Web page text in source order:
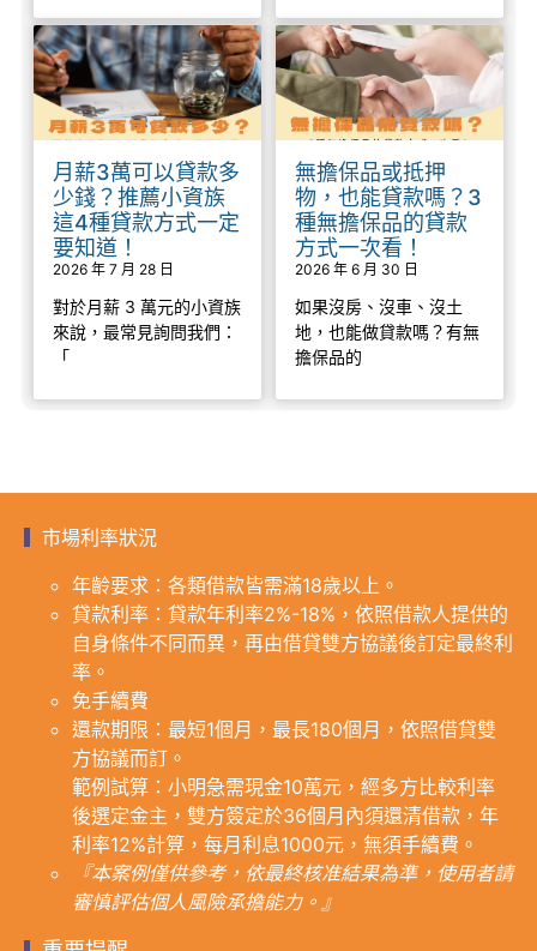
月薪3萬可以貸款多
少錢？推薦小資族
這4種貸款方式一定
要知道！
2026 年 7 月 28 日
對於月薪 3 萬元的小資族
來說，最常見詢問我們：
「
無擔保品或抵押
物，也能貸款嗎？3
種無擔保品的貸款
方式一次看！
2026 年 6 月 30 日
如果沒房、沒車、沒土
地，也能做貸款嗎？有無
擔保品的
市場利率狀況
年齡要求：各類借款皆需滿18歲以上。
貸款利率：貸款年利率2%-18%，依照借款人提供的
自身條件不同而異，再由借貸雙方協議後訂定最終利
率。
免手續費
還款期限：最短1個月，最長180個月，依照借貸雙
方協議而訂。
範例試算：小明急需現金10萬元，經多方比較利率
後選定金主，雙方簽定於36個月內須還清借款，年
利率12%計算，每月利息1000元，無須手續費。
『本案例僅供參考，依最終核准結果為準，使用者請
審慎評估個人風險承擔能力。』